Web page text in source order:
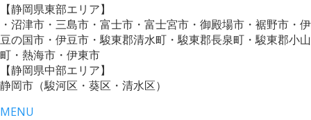
【静岡県東部エリア】
・沼津市・三島市・富士市・富士宮市・御殿場市・裾野市・伊
豆の国市・伊豆市・駿東郡清水町・駿東郡長泉町・駿東郡小山
町・熱海市・伊東市
【静岡県中部エリア】
静岡市（駿河区・葵区・清水区）
MENU